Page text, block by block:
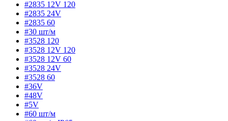
#2835 12V 120
#2835 24V
#2835 60
#30 шт/м
#3528 120
#3528 12V 120
#3528 12V 60
#3528 24V
#3528 60
#36V
#48V
#5V
#60 шт/м